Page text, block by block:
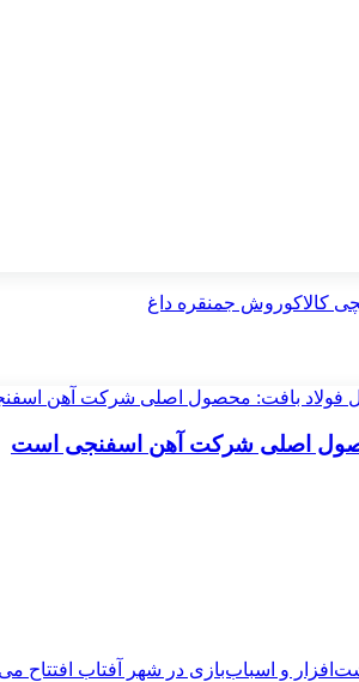
کالاکوروش جمنقره داغ
اصلی شرکت آهن اسفنجی است